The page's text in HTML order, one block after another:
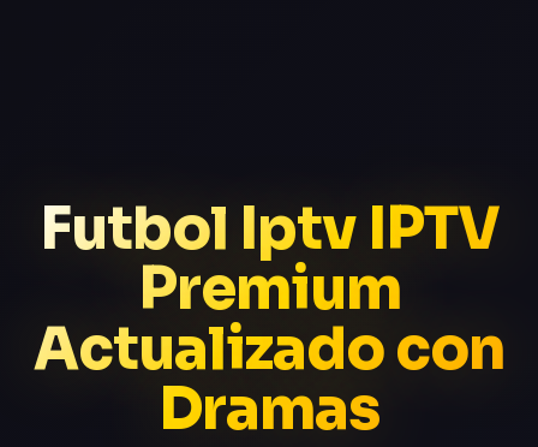
Futbol Iptv IPTV
Premium
Actualizado con
Dramas